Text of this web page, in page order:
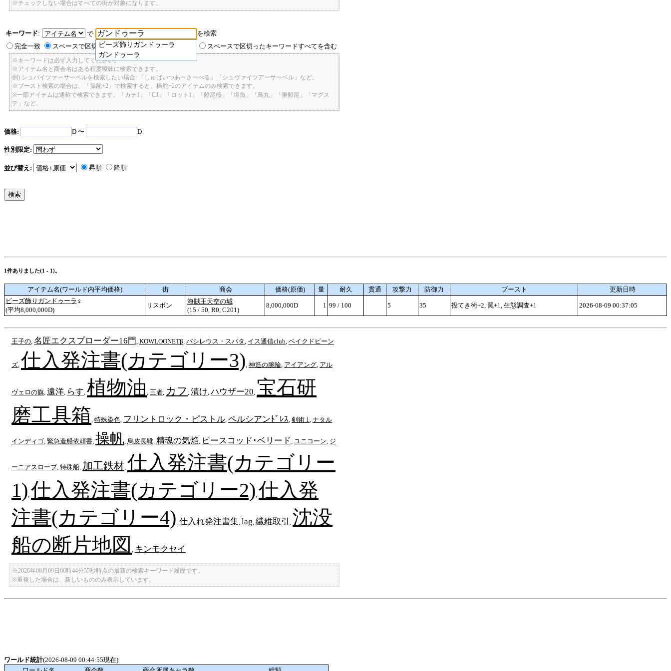
※チェックしない場合はすべての街が対象になります。
キーワード:
で
ビーズ飾りガンドゥーラ
ガンドゥーラ
を検索
完全一致
スペースで区切ったキーワードのいずれかを含む スペースで区切ったキーワードすべてを含む
※キーワードは必ず入力してください。
※アイテム名と商会名はある程度曖昧に検索できます。
例) シュバイツァーサーベルを検索したい場合: 「しゅばいつあーさーべる」「シュヴァイツアーサーベル」など。
※ブースト検索の場合は、「操舵+2」で検索すると、操舵+2のアイテムのみ検索できます。
※一部アイテムは通称で検索できます。「カテ1」「C1」「ロット1」「船尾桜」「塩魚」「鳥丸」「重船尾」「マグス
テ」など。
価格: D 〜 D
性別限定:
並び替え: 昇順 降順
1件ありました(1 - 1)。
アイテム名(ワールド内平均価格) 街 商会 価格(原価) 量 耐久 貫通 攻撃力 防御力 ブースト
更新日時
ビーズ飾りガンドゥーラ ♀
(平均8,000,000D)
リスボン
海賊王天空の城
(15 / 50, R0, C201)
8,000,000D 1 99 / 100 5 35 投てき術+2, 罠+1, 生態調査+1 2026-08-09 00:37:05
王子の 名匠エクスプローダー16門 KOWLOONETβ バシレウス・スパタ イス通信club ベイクドビーン
ズ 仕入発注書(カテゴリー3) 神造の腕輪 アイアング アル
ヴェロの旗 遠洋 らす 植物油 王者 カフ 漬け ハウザー20 宝石研
磨工具箱 特殊染色 フリントロック・ピストル ペルシアンﾄﾞﾚｽ 剣術 1 ナタル
インディゴ 緊急造船依頼書 操帆 烏皮長靴 精魂の気焔 ピースコッド･ベリード ユニコーン ジ
ーニアスローブ 特殊船 加工鉄材 仕入発注書(カテゴリー
1)仕入発注書(カテゴリー2)仕入発
注書(カテゴリー4) 仕入れ発注書集 lag 繊維取引
沈没
船の断片地図
キンモクセイ
※2026年08月09日00時44分55秒時点の最新の検索キーワード履歴です。
※重複した場合は、新しいもののみ表示しています。
ワールド統計(2026-08-09 00:44:55現在)